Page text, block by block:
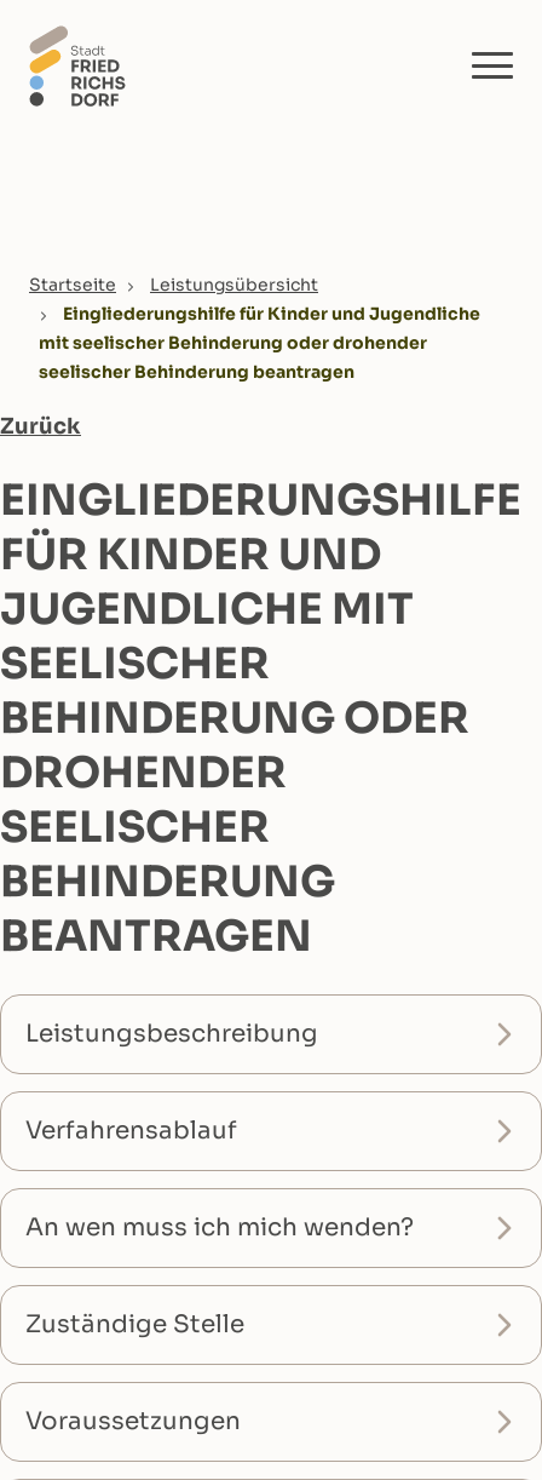
You are here:
Startseite
Leistungsübersicht
Eingliederungshilfe für Kinder und Jugendliche
mit seelischer Behinderung oder drohender
seelischer Behinderung beantragen
Zurück
EINGLIEDERUNGSHILFE
FÜR KINDER UND
JUGENDLICHE MIT
SEELISCHER
BEHINDERUNG ODER
DROHENDER
SEELISCHER
BEHINDERUNG
BEANTRAGEN
Leistungsbeschreibung
Verfahrensablauf
An wen muss ich mich wenden?
Zuständige Stelle
Voraussetzungen